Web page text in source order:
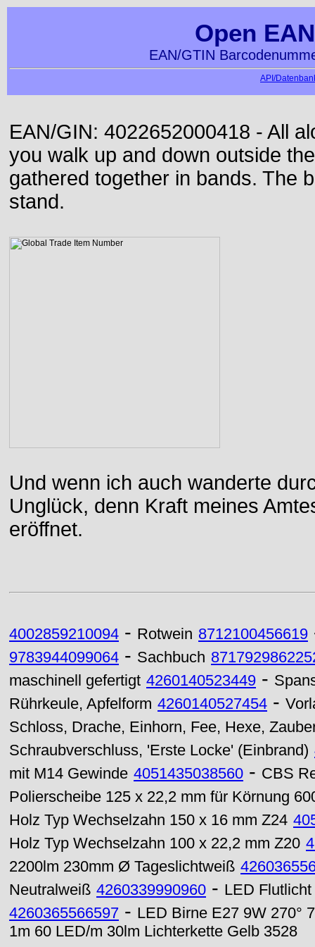
Open
EAN/GTIN
API/
EAN/GIN: 4022652000418 - All
you walk up and down outside
gathered together in bands. The
stand.
Und wenn ich auch wanderte
Unglück, denn Kraft meines
eröffnet.
4002859210094 - Rotwein 8712100456619
9783944099064 - Sachbuch
maschinell gefertigt 4260140523449 -
Rührkeule, Apfelform 4260140527454 -
Schloss, Drache, Einhorn, Fee, Hexe,
Schraubverschluss, 'Erste Locke' (Einbrand)
mit M14 Gewinde 4051435038560 - CBS
Polierscheibe 125 x 22,2 mm für Körnung
Holz Typ Wechselzahn 150 x 16 mm Z24
Holz Typ Wechselzahn 100 x 22,2 mm Z20
2200lm 230mm Ø Tageslichtweiß
Neutralweiß 4260339990960 - LED
4260365566597 - LED Birne E27 9W 270°
1m 60 LED/m 30lm Lichterkette Gelb 3528